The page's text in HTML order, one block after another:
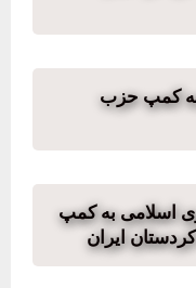
کمپ حزب
اسلامی به کمپ
ایران